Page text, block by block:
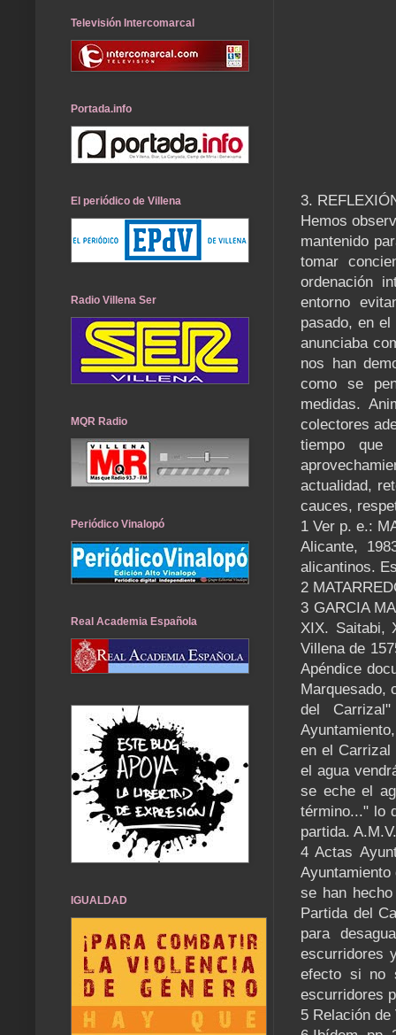
3.
Hemos
mantenido
tomar
ordenación
entorno
pasado, en
anunciaba
nos han
como se
medidas.
colectores
tiempo que
actualidad,
cauces,
1 Ver p. e.:
Alicante,
alicantinos.
2
3 GARCIA
XIX. Saitabi,
Villena de
Apéndice
Marquesado,
del
en el Carrizal
el agua
se eche el
término..." lo
partida. A.M.V.
4 Actas
se han
Partida del
para
escurridores
efecto si no
escurridores
5 Relación
Televisión Intercomarcal
Portada.info
El periódico de Villena
Radio Villena Ser
MQR Radio
Periódico Vinalopó
Real Academia Española
IGUALDAD